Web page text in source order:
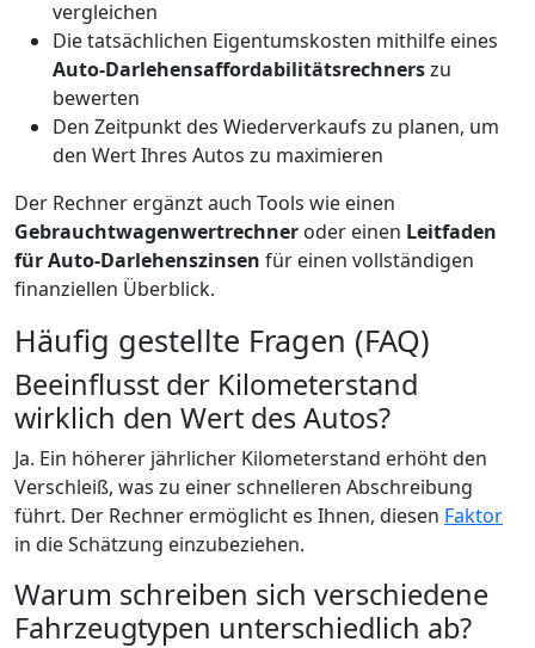
vergleichen
Die tatsächlichen Eigentumskosten mithilfe eines
Auto-Darlehensaffordabilitätsrechnerszu
bewerten
Den Zeitpunkt des Wiederverkaufs zu planen, um
den Wert Ihres Autos zu maximieren
Der Rechner ergänzt auch Tools wie einen
Gebrauchtwagenwertrechner oder einen Leitfaden
für Auto-Darlehenszinsen für einen vollständigen
finanziellen Überblick.
Häufig gestellte Fragen (FAQ)
Beeinflusst der Kilometerstand
wirklich den Wert des Autos?
Ja. Ein höherer jährlicher Kilometerstand erhöht den
Verschleiß, was zu einer schnelleren Abschreibung
führt. Der Rechner ermöglicht es Ihnen, diesen Faktor
in die Schätzung einzubeziehen.
Warum schreiben sich verschiedene
Fahrzeugtypen unterschiedlich ab?